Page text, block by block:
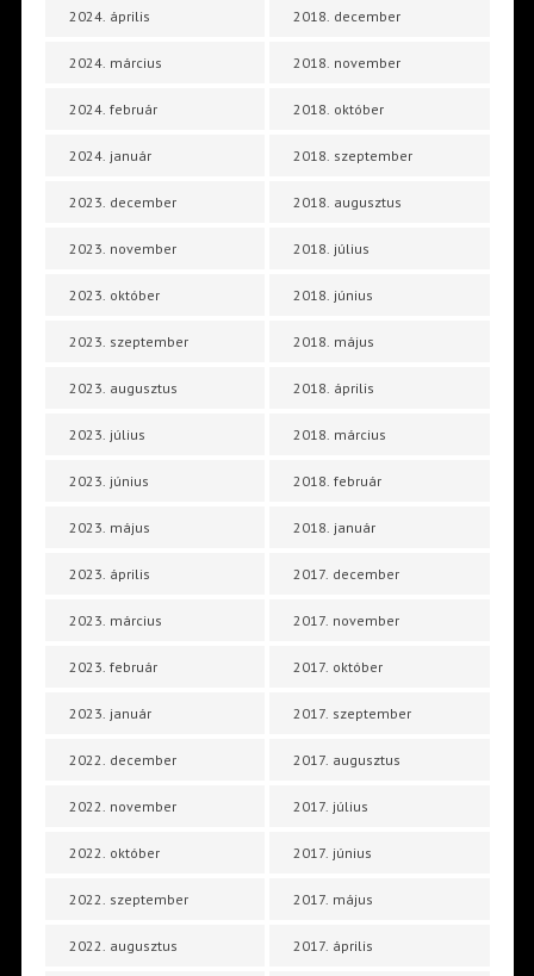
2024. április
2024. március
2024. február
2024. január
2023. december
2023. november
2023. október
2023. szeptember
2023. augusztus
2023. július
2023. június
2023. május
2023. április
2023. március
2023. február
2023. január
2022. december
2022. november
2022. október
2022. szeptember
2022. augusztus
2018. december
2018. november
2018. október
2018. szeptember
2018. augusztus
2018. július
2018. június
2018. május
2018. április
2018. március
2018. február
2018. január
2017. december
2017. november
2017. október
2017. szeptember
2017. augusztus
2017. július
2017. június
2017. május
2017. április